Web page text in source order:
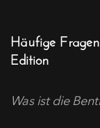
Häufige
Edition
Was ist die